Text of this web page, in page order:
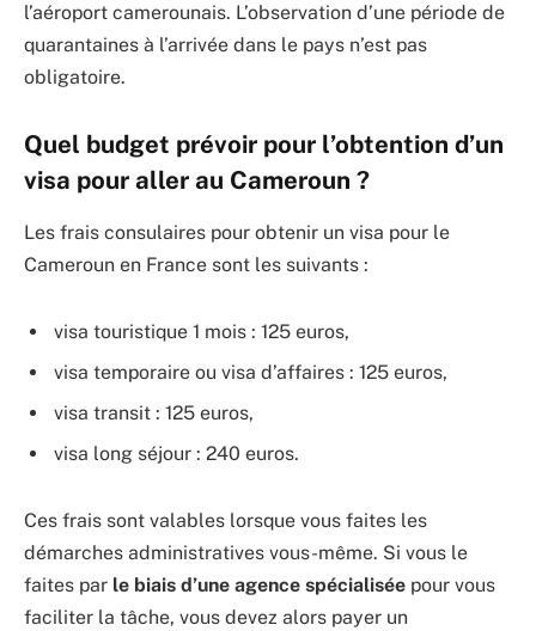
l’aéroport camerounais. L’observation d’une période de
quarantaines à l’arrivée dans le pays n’est pas
obligatoire.
Quel budget prévoir pour l’obtention d’un
visa pour aller au Cameroun ?
Les frais consulaires pour obtenir un visa pour le
Cameroun en France sont les suivants :
visa touristique 1 mois : 125 euros,
visa temporaire ou visa d’affaires : 125 euros,
visa transit : 125 euros,
visa long séjour : 240 euros.
Ces frais sont valables lorsque vous faites les
démarches administratives vous-même. Si vous le
faites par le biais d’une agence spécialisée pour vous
faciliter la tâche, vous devez alors payer un